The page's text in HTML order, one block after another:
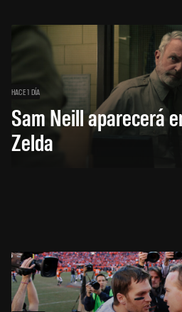
HACE 1 DÍA
Sam Neill aparecerá
Zelda